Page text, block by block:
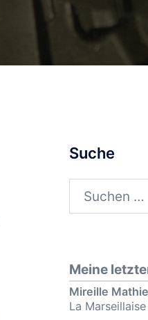
Suche
Suchen
nach:
Meine
Mireille
La